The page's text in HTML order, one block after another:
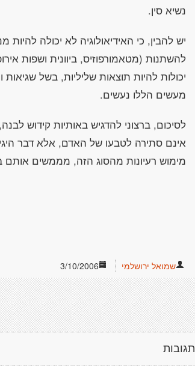
נשיא סין.
יש להבין, כי האידיאולוגיה לא יכולה
להשתנות (מטאמורפוזיס, ביוונית ושפות
יכולות להיות תוצאות שליליות, בשל
מעשים הללו נעשים.
לסיכום, ברצוני להדגיש באותיות קידוש
אינם סתירה לטבעו של האדם, אלא דבר
מימוש רעיונות מהסוג הזה, מממשים אותם
3/10/2006 שמואל ירושלמי
תגובות